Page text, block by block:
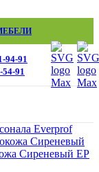
94-91
54-91
Everprof
Сиреневый EP